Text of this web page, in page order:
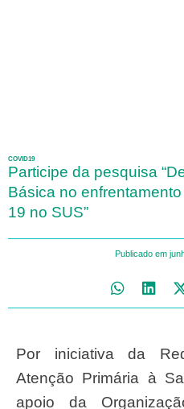
COVID19
Participe da pesquisa
Básica no
19 no SUS”
Publicado em
Por iniciativa da Rede de Pesquisa em
Atenção Primária à
apoio da